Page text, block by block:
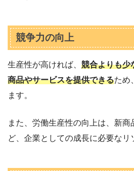
競争力の向上
生産性が高ければ、 競合よりも少
商品やサービスを提供できるため
ます。
また、労働生産性の向上は、新
ど、企業としての成長に必要なリ